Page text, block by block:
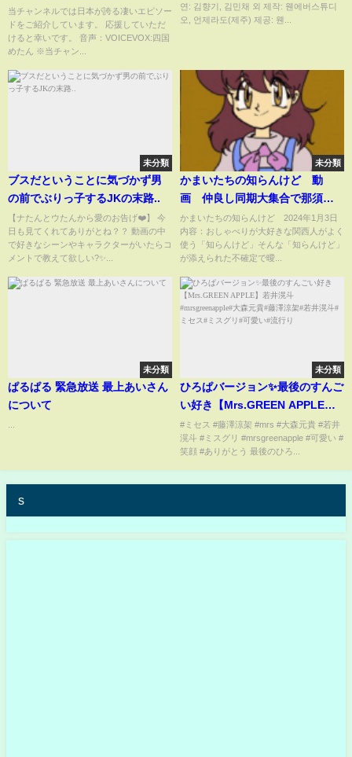
当チャンネルでは日本が誇る凄いエピソー
ドをご紹介しています。 応援していただ
けると幸いです。 音声：VOICEVOX:四国
めたん ※当チャン...
연: 김향기, 김민채 외 제작: 웬에버스튜디
오, 언제라도(제주) 제공: 웬...
未分類
ブスだということに気づかず男
の前でぶりっ子するJKの末路..
【ナたんとウたんから愛のお告げ❤️】 今
日も見てくれてありがとね？？ 動画の中
で好きなシーンやキャラクターがいたらコ
メントで教えて欲しい?✨...
未分類
かまいたちの知らんけど 動
画 仲良し同期大集合で那須旅
行へ 1月3日
かまいたちの知らんけど 2024年1月3日
内容：おしゃべりが大好きな関西人がよく
使う「知らんけど」そんな「知らんけど」
が添えられた不確定で曖...
未分類
ぱるぱる 緊急放送 最上あいさん
について
未分類
ひろぱバージョン✨最後のすんご
い好き【Mrs.GREEN APPLE】
若井滉斗#mrsgreenapple#大森
元貴#藤澤涼架#若井滉斗#ミセス
#ミスグリ#可愛い#流行り
#ミセス #藤澤涼架 #mrs #大森元貴 #若井
滉斗 #ミスグリ #mrsgreenapple #可愛い #
笑顔 #ありがとう 最後のひろ...
s